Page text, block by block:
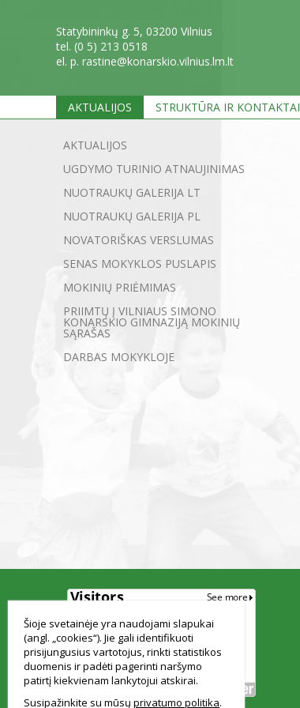
AKTUALIJOS STRUKTŪRA IR KONTAKTAI
Statybininkų g. 5, 03200 Vilnius
tel. (0 5) 213 0518
el. p. rastine@konarskio.vilnius.lm.lt
AKTUALIJOS
UGDYMO TURINIO ATNAUJINIMAS
NUOTRAUKŲ GALERIJA LT
NUOTRAUKŲ GALERIJA PL
NOVATORIŠKAS VERSLUMAS
SENAS MOKYKLOS PUSLAPIS
MOKINIŲ PRIĖMIMAS
PRIIMTŲ Į VILNIAUS SIMONO
KONARSKIO GIMNAZIJĄ MOKINIŲ
SĄRAŠAS
DARBAS MOKYKLOJE
Šioje svetainėje yra naudojami slapukai
(angl. „cookies“). Jie gali identifikuoti
prisijungusius vartotojus, rinkti statistikos
duomenis ir padėti pagerinti naršymo
patirtį kiekvienam lankytojui atskirai.
Susipažinkite su mūsų privatumo politika